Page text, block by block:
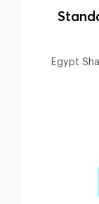
Egypt